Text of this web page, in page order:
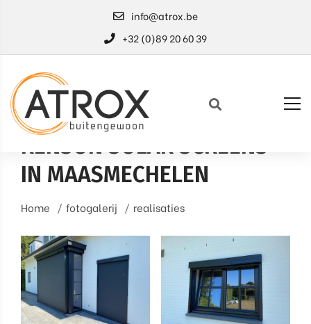
info@atrox.be
+32 (0)89 20 60 39
RENSON SOLAR SCREENS
IN MAASMECHELEN
Home fotogalerij realisaties